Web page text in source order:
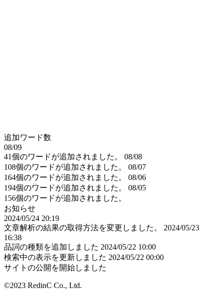
追加ワード数
08/09
41個のワードが追加されました。
08/08
108個のワードが追加されました。
08/07
164個のワードが追加されました。
08/06
194個のワードが追加されました。
08/05
156個のワードが追加されました。
お知らせ
2024/05/24 20:19
文章解析の結果の取得方法を変更しました。
2024/05/23
16:38
品詞の種類を追加しました 2024/05/22 10:00
検索中の表示を更新しました 2024/05/22 00:00
サイトの公開を開始しました
©2023 RedinC Co., Ltd.